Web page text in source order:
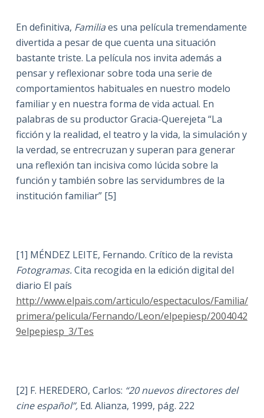
En definitiva, Familiaes una película tremendamente
divertida a pesar de que cuenta una situación
bastante triste. La película nos invita además a
pensar y reflexionar sobre toda una serie de
comportamientos habituales en nuestro modelo
familiar y en nuestra forma de vida actual. En
palabras de su productor Gracia-Querejeta “La
ficción y la realidad, el teatro y la vida, la simulación y
la verdad, se entrecruzan y superan para generar
una reflexión tan incisiva como lúcida sobre la
función y también sobre las servidumbres de la
institución familiar” [5]
[1] MÉNDEZ LEITE, Fernando. Crítico de la revista
Fotogramas.Cita recogida en la edición digital del
diario El país
http://www.elpais.com/articulo/espectaculos/Familia/
primera/pelicula/Fernando/Leon/elpepiesp/2004042
9elpepiesp_3/Tes
[2] F. HEREDERO, Carlos: “20 nuevos directores del
cine español”, Ed. Alianza, 1999, pág. 222